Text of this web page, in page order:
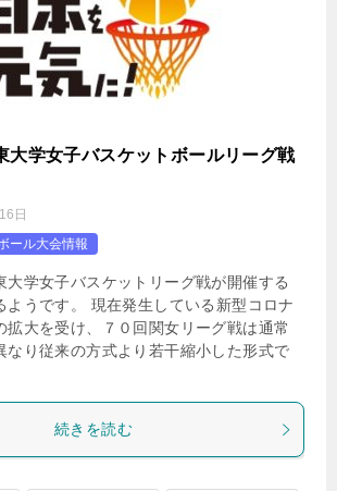
大学女子バスケットボールリーグ戦
日
ール大会情報
大学女子バスケットリーグ戦が開催する
ようです。 現在発生している新型コロナ
拡大を受け、７０回関女リーグ戦は通常
なり従来の方式より若干縮小した形式で
続きを読む